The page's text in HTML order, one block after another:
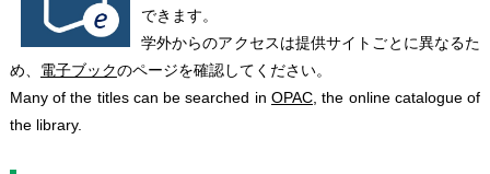
できます。
学外からのアクセスは提供サイトごとに異なるた
め、 電子ブックのページを確認してください。
Many of the titles can be searched inOPAC, the online catalogue of
the library.